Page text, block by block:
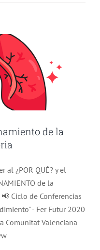
de la
al ¿POR QUÉ? y el
de la
📢 Ciclo de Conferencias
- Fer Futur 2020
Comunitat Valenciana